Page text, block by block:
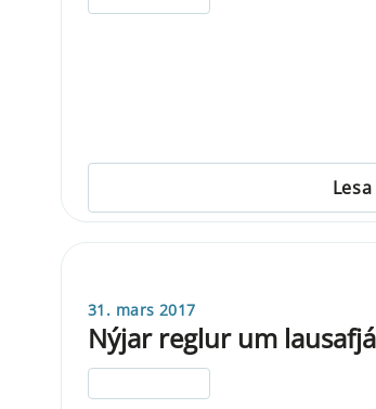
31. mars 2017
Nýjar reglur um